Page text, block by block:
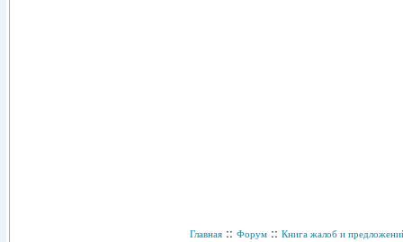
Главная :: Форум :: Книга жалоб и